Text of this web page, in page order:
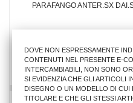
PARAFANGO ANTER.SX
AGGIUNGI
DOVE NON ESPRESSAMENTE
CONTENUTI NEL PRESENTE E-
INTERCAMBIABILI, NON SONO
SI EVIDENZIA CHE GLI ARTICOLI
DISEGNO O UN MODELLO DI CUI
TITOLARE E CHE GLI STESSI